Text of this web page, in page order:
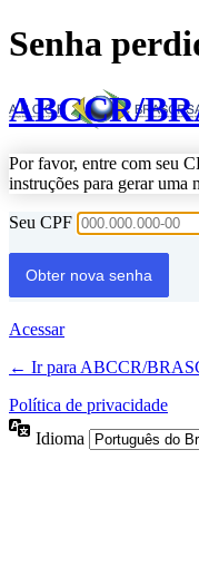
Senha
ABCCR/
Por favor, entre com seu
instruções para gerar uma
Seu CPF
Acessar
← Ir para ABCCR/
Política de privacidade
Idioma